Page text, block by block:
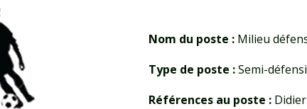
Nom du poste : Milieu
Type de poste :Semi-
Références au poste :